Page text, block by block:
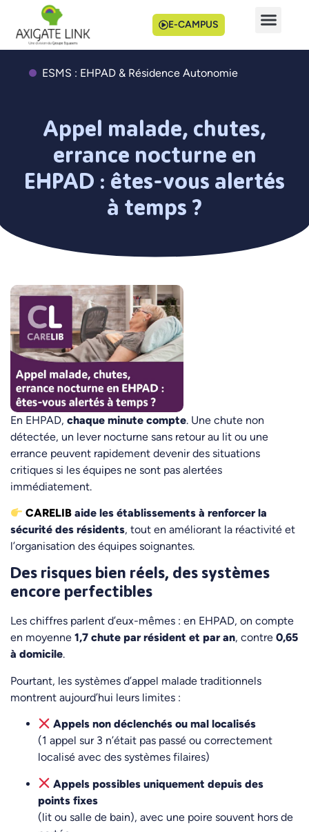
E-CAMPUS
ESMS : EHPAD & Résidence Autonomie
Appel malade, chutes,
errance nocturne en
EHPAD : êtes-vous alertés
à temps ?
En EHPAD, chaque minute compte. Une chute non
détectée, un lever nocturne sans retour au lit ou une
errance peuvent rapidement devenir des situations
critiques si les équipes ne sont pas alertées
immédiatement.
CARELIB aide les établissements à renforcer la
sécurité des résidents, tout en améliorant la réactivité et
l’organisation des équipes soignantes.
Des risques bien réels, des systèmes
encore perfectibles
Les chiffres parlent d’eux-mêmes : en EHPAD, on compte
en moyenne 1,7 chute par résident et par an, contre 0,65
à domicile.
Pourtant, les systèmes d’appel malade traditionnels
montrent aujourd’hui leurs limites :
Appels non déclenchés ou mal localisés
(1 appel sur 3 n’était pas passé ou correctement
localisé avec des systèmes filaires)
Appels possibles uniquement depuis des
points fixes
(lit ou salle de bain), avec une poire souvent hors de